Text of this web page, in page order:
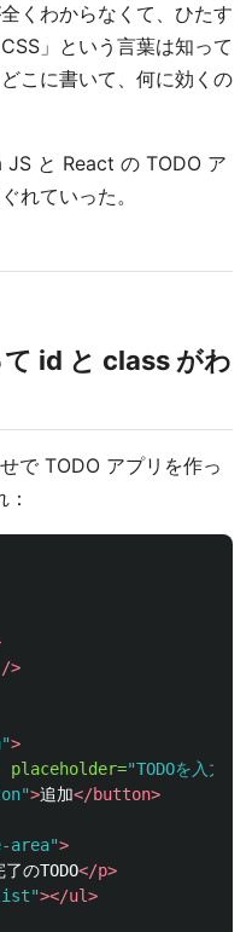
くわからなくて、ひたす
」という言葉は知って
こに書いて、何に効くの
と React の TODO ア
れていった。
id と class がわ
で TODO アプリを作っ
/>
>
placeholder="TODOを入力"
>追加</button>
area">
のTODO</p>
></ul>